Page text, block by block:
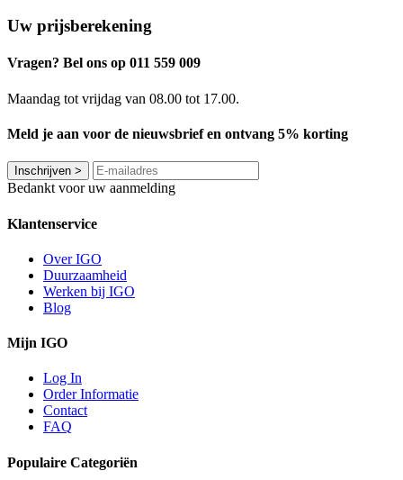
Uw prijsberekening
Vragen? Bel ons op 011 559 009
Maandag tot vrijdag van 08.00 tot 17.00.
Meld je aan voor de nieuwsbrief en ontvang 5% korting
Inschrijven >
Bedankt voor uw aanmelding
Klantenservice
Over IGO
Duurzaamheid
Werken bij IGO
Blog
Mijn IGO
Log In
Order Informatie
Contact
FAQ
Populaire Categoriën